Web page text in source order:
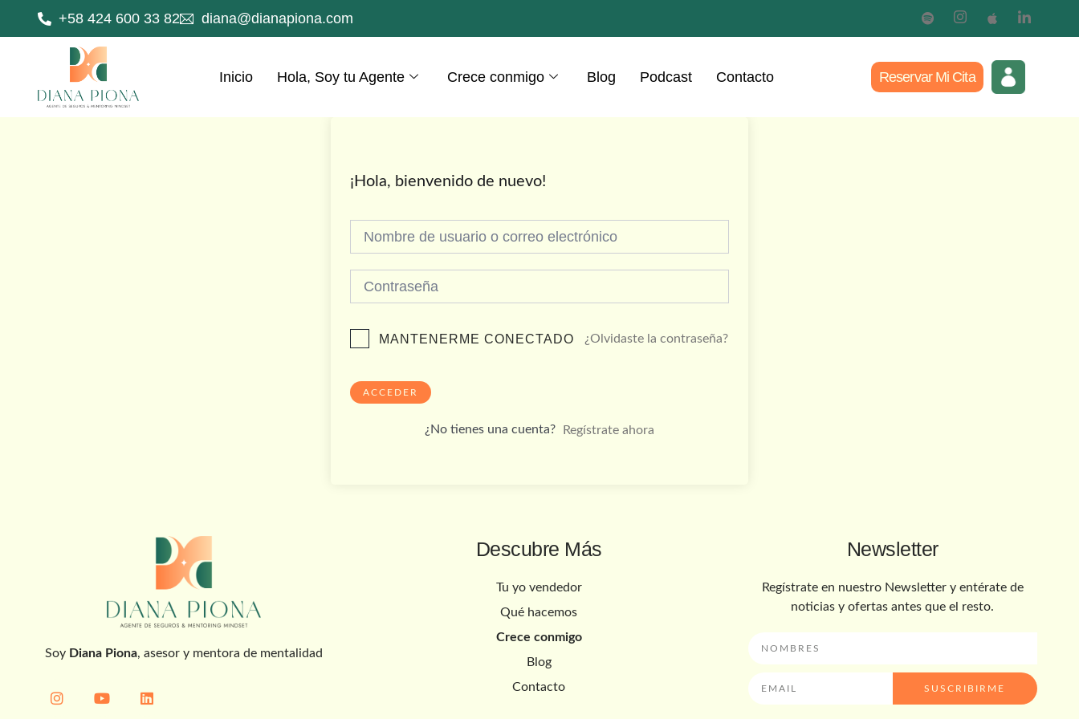
+58 424 600 33 82 diana@dianapiona.com
Inicio Hola, Soy tu Agente Crece conmigo Blog Podcast Contacto Reservar Mi Cita
¡Hola, bienvenido de nuevo!
MANTENERME CONECTADO ¿Olvidaste la contraseña?
ACCEDER
¿No tienes una cuenta? Regístrate ahora
Soy Diana Piona, asesor y mentora de mentalidad
Descubre Más
Tu yo vendedor
Qué hacemos
Crece conmigo
Blog
Contacto
Newsletter
Regístrate en nuestro Newsletter y entérate de
noticias y ofertas antes que el resto.
SUSCRIBIRME